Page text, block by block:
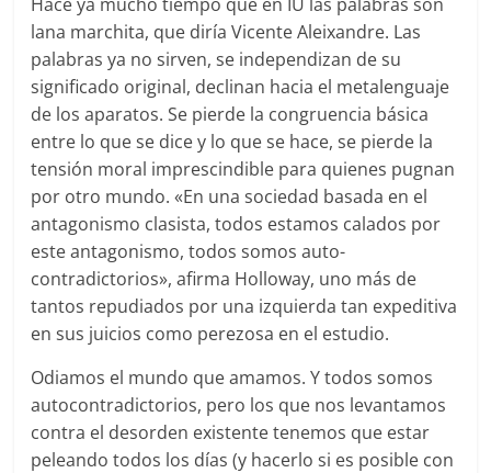
lana marchita, que diría Vicente Aleixandre. Las
palabras ya no sirven, se independizan de su
significado original, declinan hacia el metalenguaje
de los aparatos. Se pierde la congruencia básica
entre lo que se dice y lo que se hace, se pierde la
tensión moral imprescindible para quienes pugnan
por otro mundo. «En una sociedad basada en el
antagonismo clasista, todos estamos calados por
este antagonismo, todos somos auto-
contradictorios», afirma Holloway, uno más de
tantos repudiados por una izquierda tan expeditiva
en sus juicios como perezosa en el estudio.
Odiamos el mundo que amamos. Y todos somos
autocontradictorios, pero los que nos levantamos
contra el desorden existente tenemos que estar
peleando todos los días (y hacerlo si es posible con